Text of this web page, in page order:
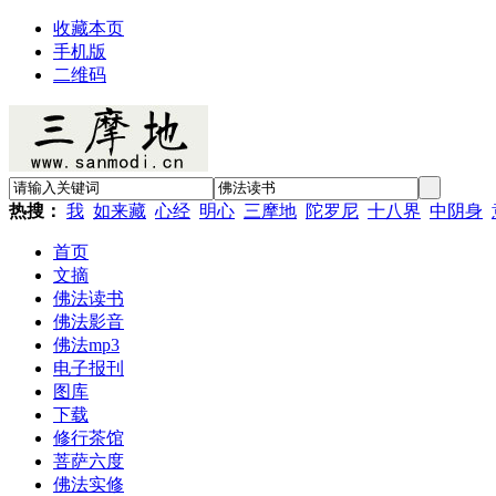
收藏本页
手机版
二维码
热搜： 我 如来藏 心经 明心 三摩地 陀罗尼 十八界 中阴身
首页
文摘
佛法读书
佛法影音
佛法mp3
电子报刊
图库
下载
修行茶馆
菩萨六度
佛法实修